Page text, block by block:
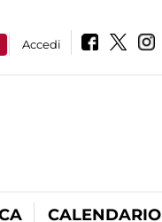
Accedi
CALENDARIO